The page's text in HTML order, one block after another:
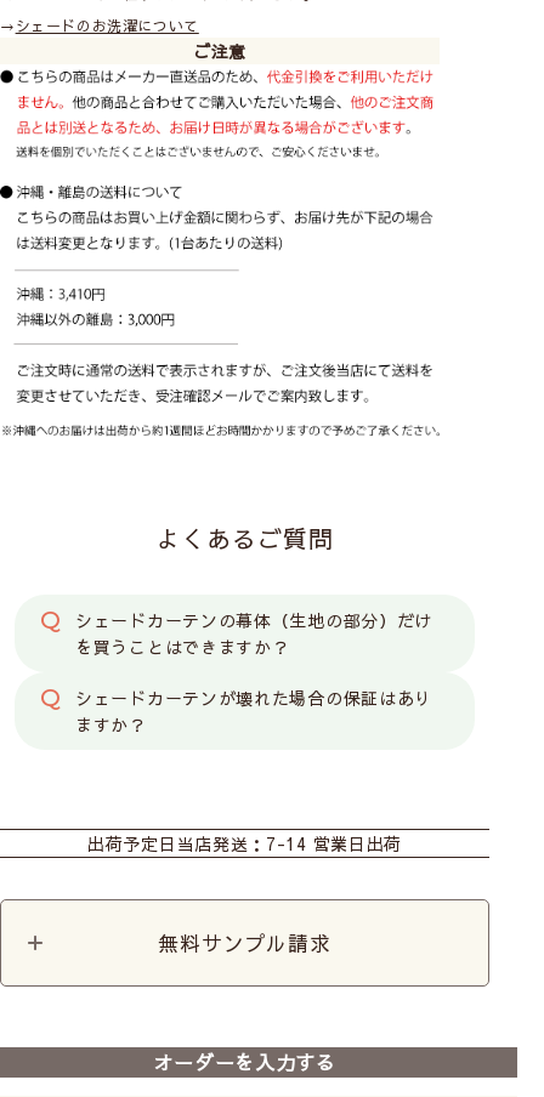
こちらの生地は「メカ＋幕体」の販売のみと
なります。
操作は2種類からお選びください
→シェードのお洗濯について
ご注意
よくあるご質問
シェードカーテンの幕体（生地の部分）だけ
を買うことはできますか？
シェードカーテンが壊れた場合の保証はあり
ますか？
クッション出荷予定日 当店発送：7-14 営業日出荷
無料サンプル請求
オーダーを入力する